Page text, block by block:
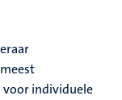
voor individuele